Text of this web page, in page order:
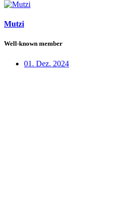
Mutzi
Well-known member
01. Dez. 2024